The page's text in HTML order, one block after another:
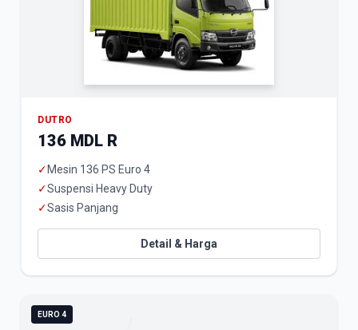
DUTRO
136 MDL R
✓ Mesin 136 PS Euro 4
✓Suspensi Heavy Duty
✓Sasis Panjang
Detail & Harga
EURO 4